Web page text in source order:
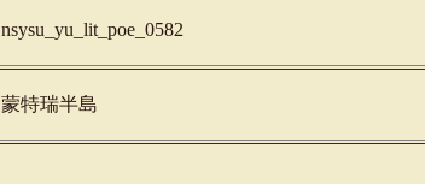
nsysu_yu_lit_poe_0582
蒙特瑞半島